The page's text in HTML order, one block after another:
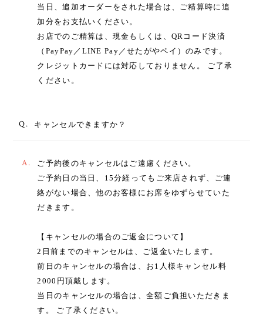
当日、追加オーダーをされた場合は、ご精算時に追
加分をお支払いください。
お店でのご精算は、現金もしくは、QRコード決済
（PayPay／LINE Pay／せたがやペイ）のみです。
クレジットカードには対応しておりません。 ご了承
ください。
Q. キャンセルできますか？
A.
ご予約後のキャンセルはご遠慮ください。
ご予約日の当日、15分経ってもご来店されず、ご連
絡がない場合、他のお客様にお席をゆずらせていた
だきます。
【キャンセルの場合のご返金について】
2日前までのキャンセルは、ご返金いたします。
前日のキャンセルの場合は、お1人様キャンセル料
2000円頂戴します。
当日のキャンセルの場合は、全額ご負担いただきま
す。 ご了承ください。